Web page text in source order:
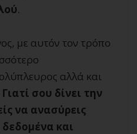
.
με αυτόν τον τρόπο
αλλά και
Γιατί σου δίνει την
να ανασύρεις
δεδομένα και